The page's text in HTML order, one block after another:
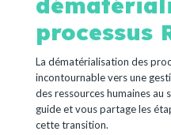
processus
La dématérialisation des
incontournable vers une
des ressources humaines au
guide et vous partage les
cette transition.